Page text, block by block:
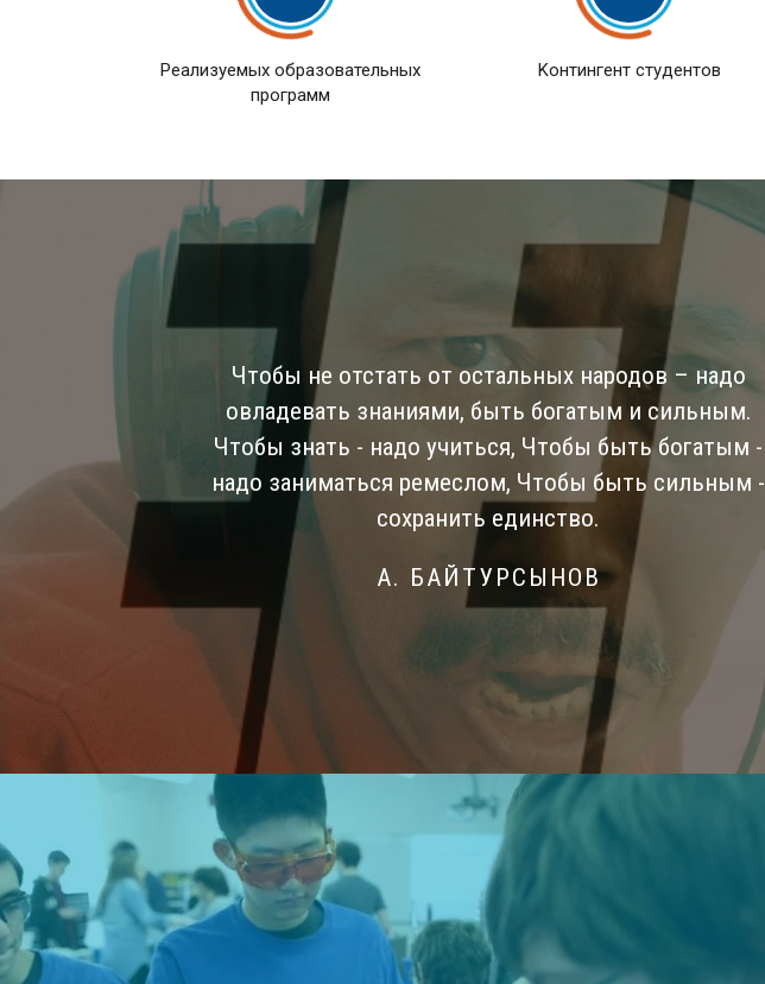
Pеализуемых образовательных
программ
Kонтингент студентов
Чтобы не отстать от остальных народов – надо
овладевать знаниями, быть богатым и сильным.
Чтобы знать - надо учиться, Чтобы быть богатым -
надо заниматься ремеслом, Чтобы быть сильным -
сохранить единство.
А. БАЙТУРСЫНОВ